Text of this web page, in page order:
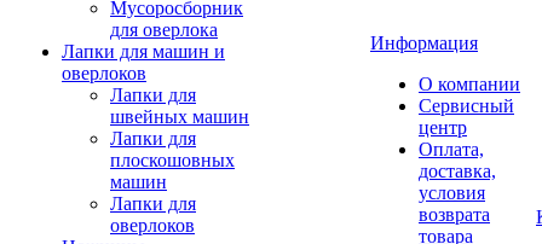
Мусоросборник
для оверлока
Лапки для машин и
оверлоков
Лапки для
швейных машин
Лапки для
плоскошовных
машин
Лапки для
оверлоков
Информация
О компании
Сервисный
центр
Оплата,
доставка,
условия
возврата
товара